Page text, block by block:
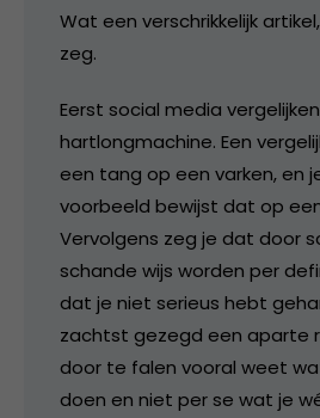
Wat een verschrikkelijk
zeg.
Eerst social media
hartlongmachine. Een
een tang op een varken, en
voorbeeld bewijst dat op
Vervolgens zeg je dat door
schande wijs worden per
dat je niet serieus hebt
zachtst gezegd een aparte
door te falen vooral weet
doen en niet per se wat je